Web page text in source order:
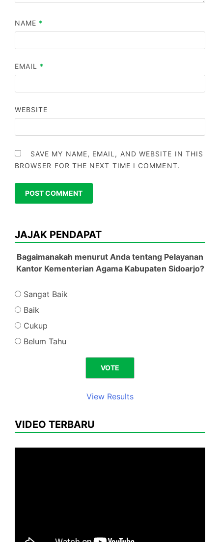
NAME *
EMAIL *
WEBSITE
SAVE MY NAME, EMAIL, AND WEBSITE IN THIS
BROWSER FOR THE NEXT TIME I COMMENT.
JAJAK PENDAPAT
Bagaimanakah menurut Anda tentang Pelayanan
Kantor Kementerian Agama Kabupaten Sidoarjo?
Sangat Baik
Baik
Cukup
Belum Tahu
View Results
VIDEO TERBARU